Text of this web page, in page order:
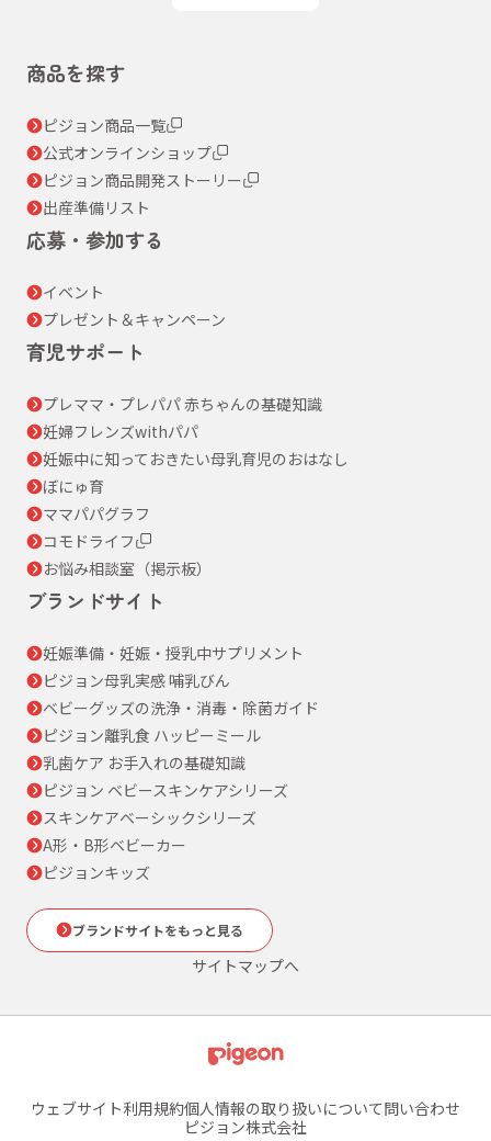
商品を探す
ピジョン商品一覧
公式オンラインショップ
ピジョン商品開発ストーリー
出産準備リスト
応募・参加する
イベント
プレゼント＆キャンペーン
育児サポート
プレママ・プレパパ 赤ちゃんの基礎知識
妊婦フレンズwithパパ
妊娠中に知っておきたい母乳育児のおはなし
ぼにゅ育
ママパパグラフ
コモドライフ
お悩み相談室（掲示板）
ブランドサイト
妊娠準備・妊娠・授乳中サプリメント
ピジョン母乳実感 哺乳びん
ベビーグッズの洗浄・消毒・除菌ガイド
ピジョン離乳食 ハッピーミール
乳歯ケア お手入れの基礎知識
ピジョン ベビースキンケアシリーズ
スキンケアベーシックシリーズ
A形・B形ベビーカー
ピジョンキッズ
ブランドサイトをもっと見る
サイトマップへ
ウェブサイト利用規約個人情報の取り扱いについて問い合わせ
ピジョン株式会社